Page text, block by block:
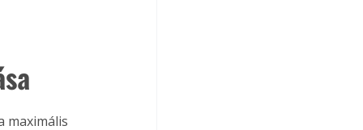
maximális